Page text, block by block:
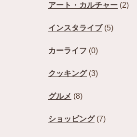
アート・カルチャー (2)
インスタライブ(5)
カーライフ (0)
クッキング(3)
グルメ (8)
ショッピング(7)